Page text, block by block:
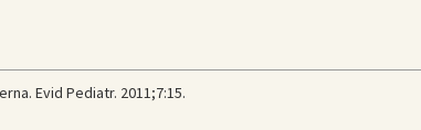
Evid Pediatr. 2011;7:15.